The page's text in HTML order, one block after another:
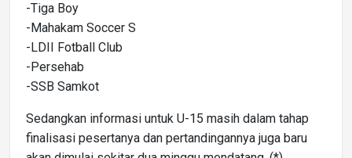
-Tiga Boy
-Mahakam Soccer S
-LDII Fotball Club
-Persehab
-SSB Samkot
Sedangkan informasi untuk U-15 masih dalam tahap
finalisasi pesertanya dan pertandingannya juga baru